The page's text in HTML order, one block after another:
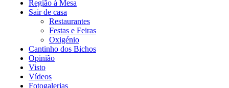
Região à Mesa
Sair de casa
Restaurantes
Festas e Feiras
Oxigénio
Cantinho dos Bichos
Opinião
Visto
Vídeos
Fotogalerias